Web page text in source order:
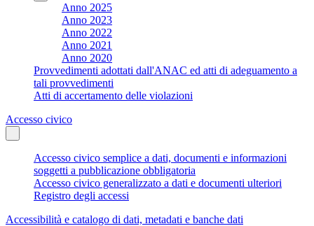
Anno 2025
Anno 2023
Anno 2022
Anno 2021
Anno 2020
Provvedimenti adottati dall'ANAC ed atti di adeguamento a
tali provvedimenti
Atti di accertamento delle violazioni
Accesso civico
Accesso civico semplice a dati, documenti e informazioni
soggetti a pubblicazione obbligatoria
Accesso civico generalizzato a dati e documenti ulteriori
Registro degli accessi
Accessibilità e catalogo di dati, metadati e banche dati